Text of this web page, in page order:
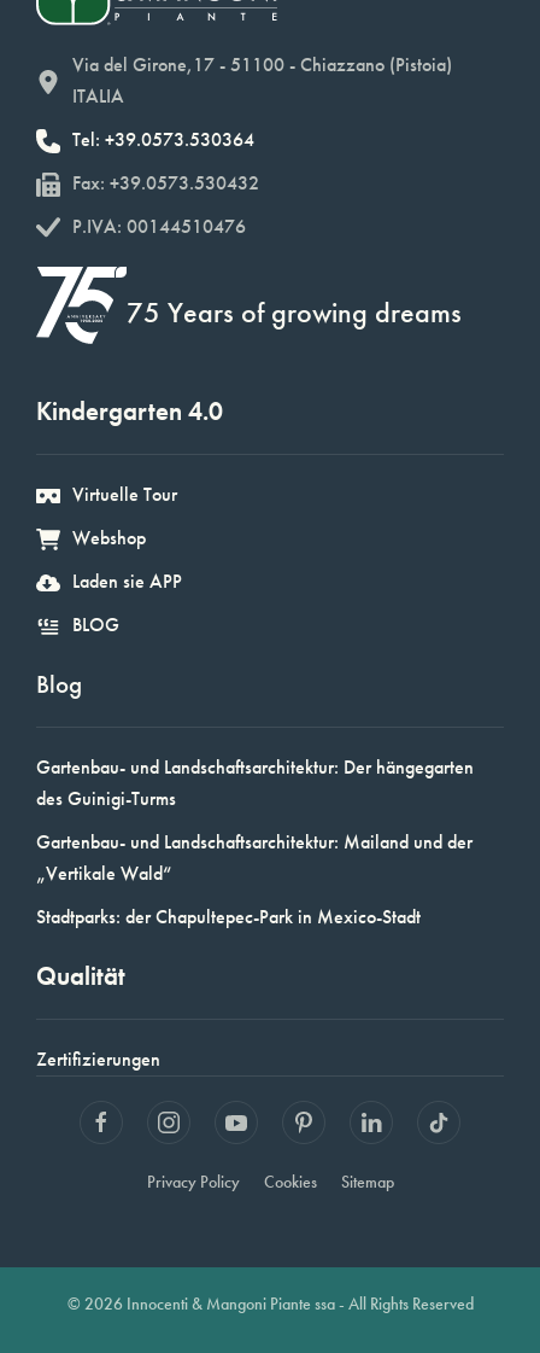
Via del Girone,17 - 51100 - Chiazzano (Pistoia)
ITALIA
Tel: +39.0573.530364
Fax: +39.0573.530432
P.IVA: 00144510476
75 Years of growing dreams
Kindergarten 4.0
Virtuelle Tour
Webshop
Laden sie APP
BLOG
Blog
Gartenbau- und Landschaftsarchitektur: Der hängegarten
des Guinigi-Turms
Gartenbau- und Landschaftsarchitektur: Mailand und der
„Vertikale Wald“
Stadtparks: der Chapultepec-Park in Mexico-Stadt
Qualität
Zertifizierungen
Privacy Policy Cookies Sitemap
© 2026 Innocenti & Mangoni Piante ssa - All Rights Reserved